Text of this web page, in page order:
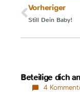
Vorheriger
Still Dein Baby!
Beteilige dich
4